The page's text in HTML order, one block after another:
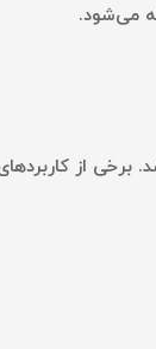
می‌شود.
از کاربردهای